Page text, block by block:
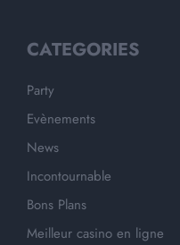
CATEGORIES
Party
Evènements
News
Incontournable
Bons Plans
Meilleur casino en ligne